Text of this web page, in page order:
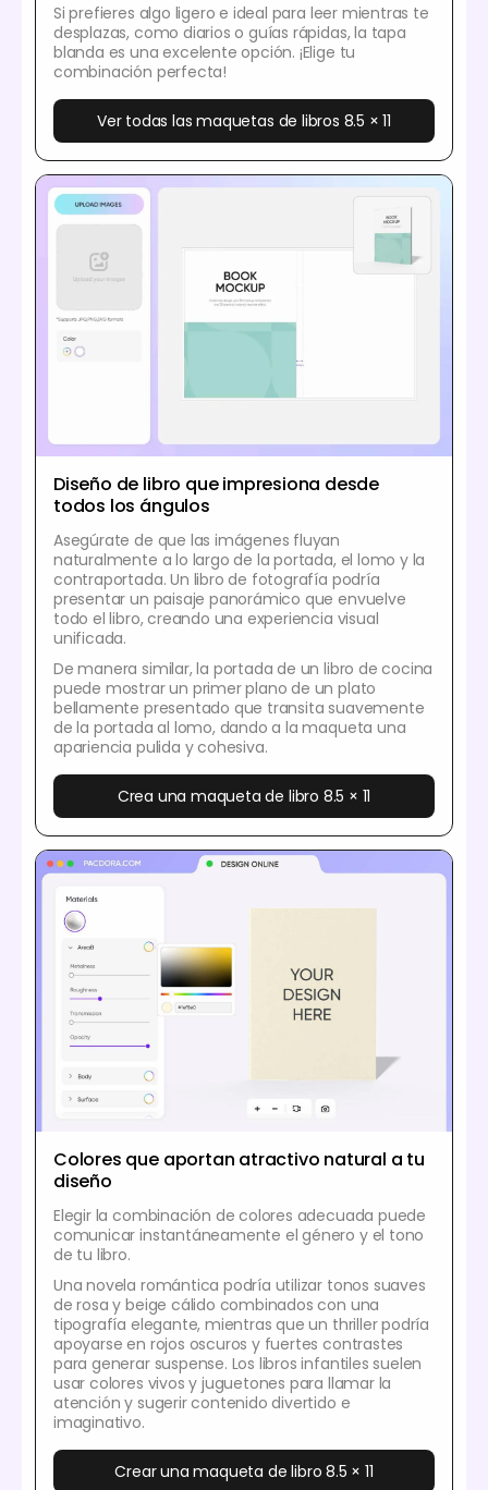
Si prefieres algo ligero e ideal para leer mientras te
desplazas, como diarios o guías rápidas, la tapa
blanda es una excelente opción. ¡Elige tu
combinación perfecta!
Ver todas las maquetas de libros 8.5 × 11
Diseño de libro que impresiona desde
todos los ángulos
Asegúrate de que las imágenes fluyan
naturalmente a lo largo de la portada, el lomo y la
contraportada. Un libro de fotografía podría
presentar un paisaje panorámico que envuelve
todo el libro, creando una experiencia visual
unificada.
De manera similar, la portada de un libro de cocina
puede mostrar un primer plano de un plato
bellamente presentado que transita suavemente
de la portada al lomo, dando a la maqueta una
apariencia pulida y cohesiva.
Crea una maqueta de libro 8.5 × 11
Colores que aportan atractivo natural a tu
diseño
Elegir la combinación de colores adecuada puede
comunicar instantáneamente el género y el tono
de tu libro.
Una novela romántica podría utilizar tonos suaves
de rosa y beige cálido combinados con una
tipografía elegante, mientras que un thriller podría
apoyarse en rojos oscuros y fuertes contrastes
para generar suspense. Los libros infantiles suelen
usar colores vivos y juguetones para llamar la
atención y sugerir contenido divertido e
imaginativo.
Crear una maqueta de libro 8.5 × 11